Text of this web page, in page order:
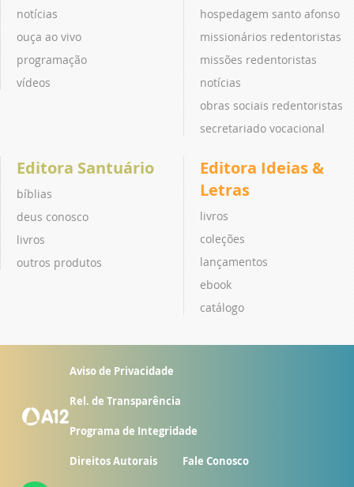
notícias
ouça ao vivo
programação
vídeos
hospedagem santo afonso
missionários redentoristas
missões redentoristas
notícias
obras sociais redentoristas
secretariado vocacional
Editora Santuário
bíblias
deus conosco
livros
outros produtos
Editora Ideias &
Letras
livros
coleções
lançamentos
ebook
catálogo
Aviso de Privacidade
Rel. de Transparência
Programa de Integridade
Direitos Autorais Fale Conosco